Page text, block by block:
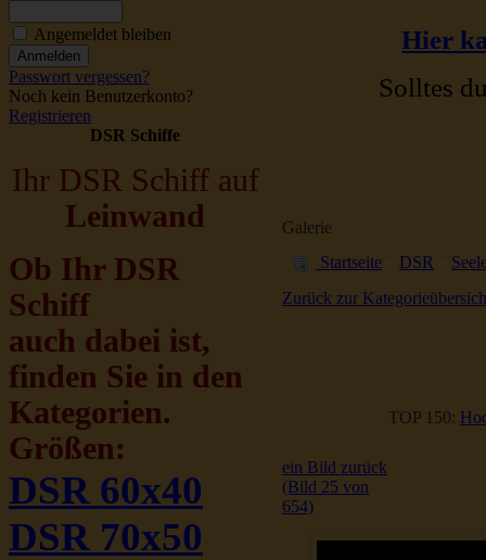
Angemeldet bleiben
Passwort vergessen?
Noch kein Benutzerkonto?
Registrieren
DSR Schiffe
Ihr DSR Schiff auf
Leinwand
Ob Ihr DSR
Schiff
auch dabei ist,
finden Sie in den
Kategorien.
Größen:
DSR 60x40
DSR 70x50
Hier
Solltes
Galerie
Startseite » DSR »
Zurück zur
TOP 150:
ein Bild zurück
(Bild 25 von
654)